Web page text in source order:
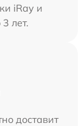
iRay и
лет.
доставит